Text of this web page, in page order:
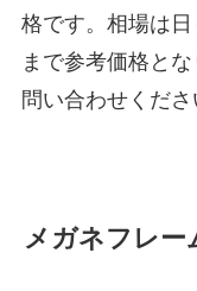
格です。相場は
まで参考価格と
問い合わせくださ
メガネフレー